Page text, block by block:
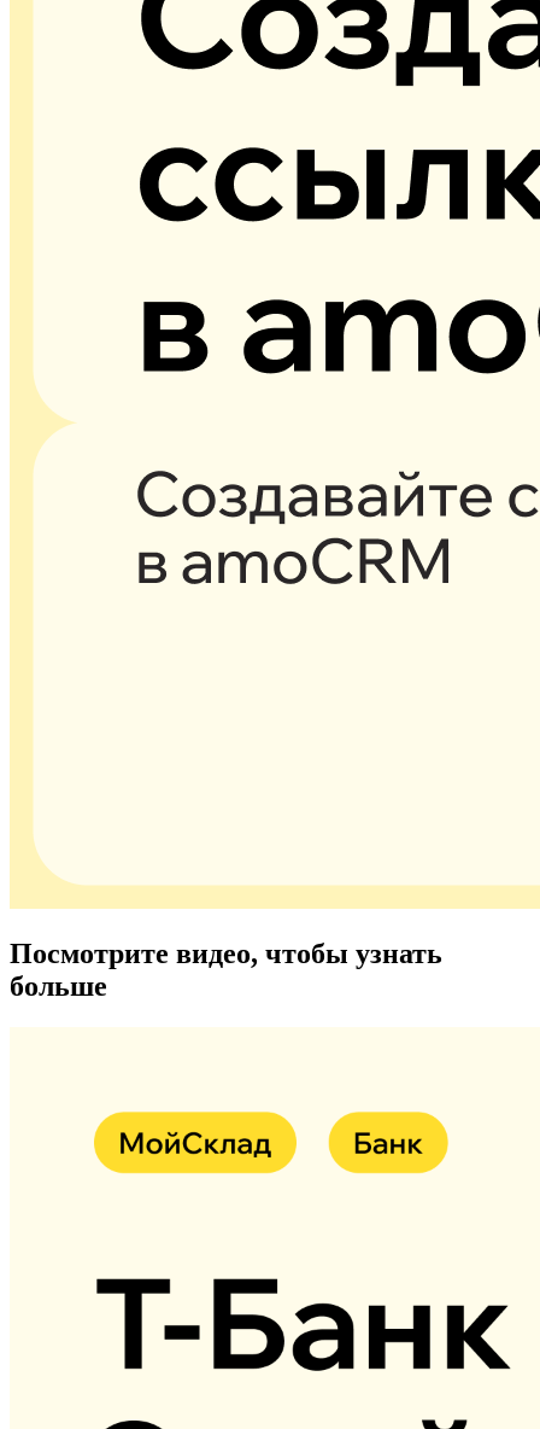
Посмотрите видео, чтобы узнать
больше